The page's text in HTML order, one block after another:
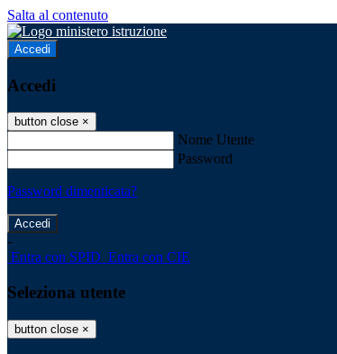
Salta al contenuto
Accedi
Accedi
button close ×
Nome Utente
Password
Password dimenticata?
-
Entra con SPID Entra con CIE
Seleziona utente
button close ×